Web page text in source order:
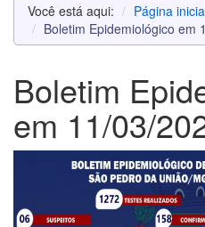
Você está aqui: Página
Boletim Epidemiológico em
Boletim
em 11/03/